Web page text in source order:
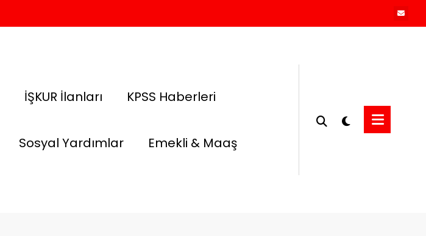
İŞKUR İlanları KPSS Haberleri
Sosyal Yardımlar Emekli & Maaş